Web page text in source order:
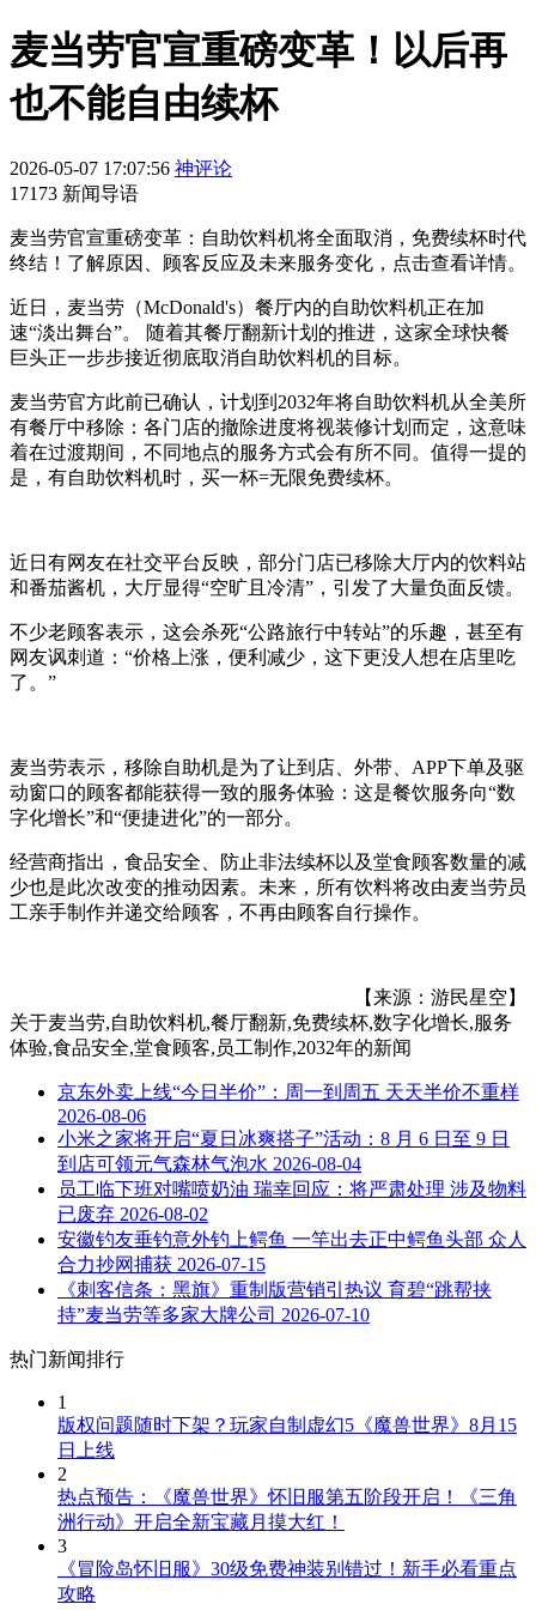
麦当劳官宣重磅变革！以后再
也不能自由续杯
2026-05-07 17:07:56 神评论
17173 新闻导语
麦当劳官宣重磅变革：自助饮料机将全面取消，免费续杯时代
终结！了解原因、顾客反应及未来服务变化，点击查看详情。
近日，麦当劳（McDonald's）餐厅内的自助饮料机正在加
速“淡出舞台”。 随着其餐厅翻新计划的推进，这家全球快餐
巨头正一步步接近彻底取消自助饮料机的目标。
麦当劳官方此前已确认，计划到2032年将自助饮料机从全美所
有餐厅中移除：各门店的撤除进度将视装修计划而定，这意味
着在过渡期间，不同地点的服务方式会有所不同。值得一提的
是，有自助饮料机时，买一杯=无限免费续杯。
近日有网友在社交平台反映，部分门店已移除大厅内的饮料站
和番茄酱机，大厅显得“空旷且冷清”，引发了大量负面反馈。
不少老顾客表示，这会杀死“公路旅行中转站”的乐趣，甚至有
网友讽刺道：“价格上涨，便利减少，这下更没人想在店里吃
了。”
麦当劳表示，移除自助机是为了让到店、外带、APP下单及驱
动窗口的顾客都能获得一致的服务体验：这是餐饮服务向“数
字化增长”和“便捷进化”的一部分。
经营商指出，食品安全、防止非法续杯以及堂食顾客数量的减
少也是此次改变的推动因素。未来，所有饮料将改由麦当劳员
工亲手制作并递交给顾客，不再由顾客自行操作。
【来源：游民星空】
关于麦当劳,自助饮料机,餐厅翻新,免费续杯,数字化增长,服务
体验,食品安全,堂食顾客,员工制作,2032年的新闻
京东外卖上线“今日半价”：周一到周五 天天半价不重样
2026-08-06
小米之家将开启“夏日冰爽搭子”活动：8 月 6 日至 9 日
到店可领元气森林气泡水 2026-08-04
员工临下班对嘴喷奶油 瑞幸回应：将严肃处理 涉及物料
已废弃 2026-08-02
安徽钓友垂钓意外钓上鳄鱼 一竿出去正中鳄鱼头部 众人
合力抄网捕获 2026-07-15
《刺客信条：黑旗》重制版营销引热议 育碧“跳帮挟
持”麦当劳等多家大牌公司 2026-07-10
热门新闻排行
1
版权问题随时下架？玩家自制虚幻5《魔兽世界》8月15
日上线
2
热点预告：《魔兽世界》怀旧服第五阶段开启！《三角
洲行动》开启全新宝藏月摸大红！
3
《冒险岛怀旧服》30级免费神装别错过！新手必看重点
攻略